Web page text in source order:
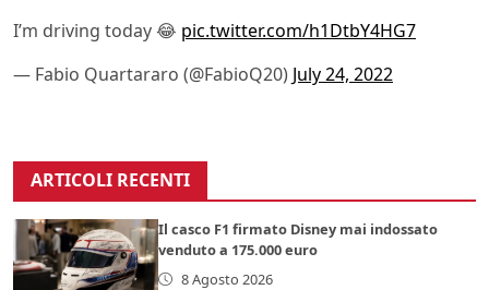
I’m driving today 😂 pic.twitter.com/h1DtbY4HG7
— Fabio Quartararo (@FabioQ20) July 24, 2022
ARTICOLI RECENTI
Il casco F1 firmato Disney mai indossato
venduto a 175.000 euro
8 Agosto 2026